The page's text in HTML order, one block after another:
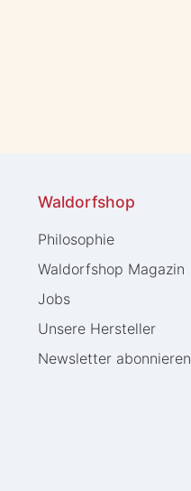
Waldorfshop
Philosophie
Waldorfshop Magazin
Jobs
Unsere Hersteller
Newsletter abonnieren